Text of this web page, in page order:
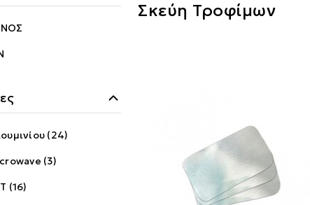
Σκεύη Τροφίμων
(24)
(3)
(16)